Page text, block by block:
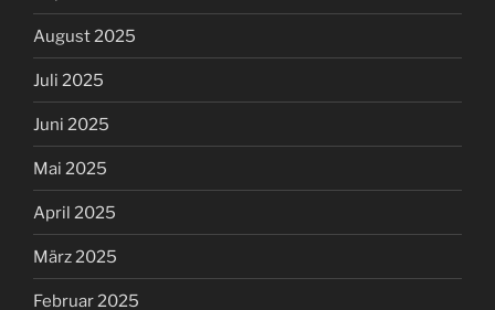
August 2025
Juli 2025
Juni 2025
Mai 2025
April 2025
März 2025
Februar 2025